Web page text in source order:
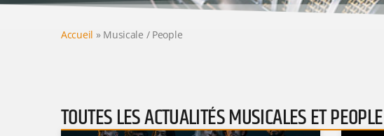
Accueil » Musicale / People
TOUTES LES ACTUALITÉS MUSICALES ET PEOPLE